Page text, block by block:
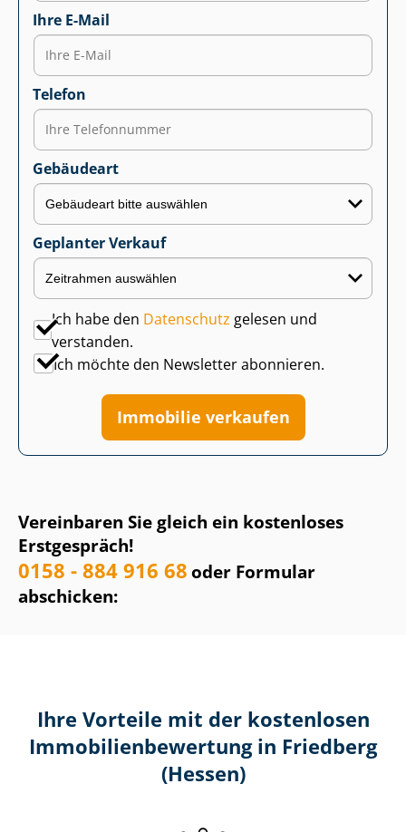
Vereinbaren Sie gleich ein kostenloses
Erstgespräch!
0158 - 884 916 68oder Formular
abschicken:
Ihre E-Mail
Telefon
Gebäudeart
Geplanter Verkauf
Ich habe den Datenschutz gelesen und
verstanden.
Ich möchte den Newsletter abonnieren.
Immobilie verkaufen
Ihre Vorteile mit der kostenlosen
Im­mo­bi­li­en­be­wer­tung in Friedberg
(Hessen)